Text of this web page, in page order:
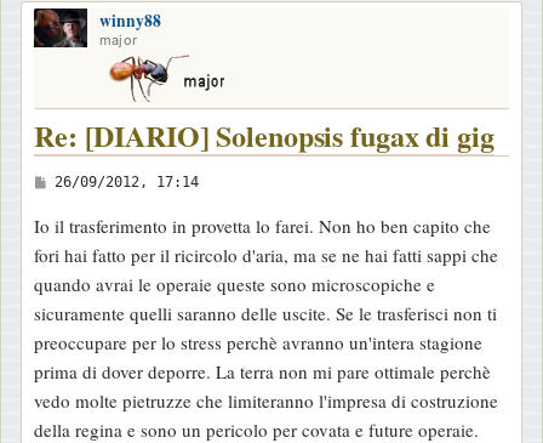
winny88
major
Re: [DIARIO] Solenopsis fugax di gig
M
s
s
a
g
g
i
o
26/09/2012, 17:14
Io il trasferimento in provetta lo farei. Non ho ben capito che
fori hai fatto per il ricircolo d'aria, ma se ne hai fatti sappi che
quando avrai le operaie queste sono microscopiche e
sicuramente quelli saranno delle uscite. Se le trasferisci non ti
preoccupare per lo stress perchè avranno un'intera stagione
prima di dover deporre. La terra non mi pare ottimale perchè
vedo molte pietruzze che limiteranno l'impresa di costruzione
della regina e sono un pericolo per covata e future operaie.